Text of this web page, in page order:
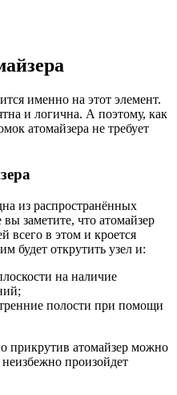
именно на этот элемент.
и логична. А поэтому, как
атомайзера не требует
из распространённых
заметите, что атомайзер
всего в этом и кроется
будет открутить узел и:
на наличие
полости при помощи
прикрутив атомайзер можно
произойдет